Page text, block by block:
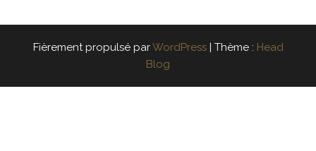
Fièrement propulsé parWordPress | Thème : Head
Blog